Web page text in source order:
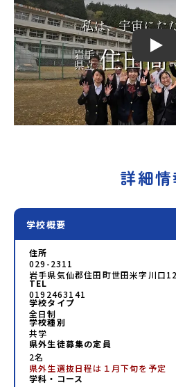
詳細情
学校概要
住所
029-2311
岩手県気仙郡住田町世田米字川口
TEL
0192463141
学校タイプ
全日制
学校種別
共学
県外生徒募集の定員
2名
県外生選抜日程は１月下旬を予定
学科・コース